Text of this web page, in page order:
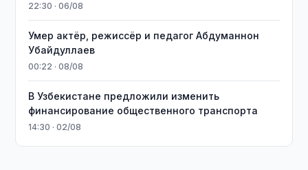
22:30 · 06/08
Умер актёр, режиссёр и педагог Абдуманнон
Убайдуллаев
00:22 · 08/08
В Узбекистане предложили изменить
финансирование общественного транспорта
14:30 · 02/08